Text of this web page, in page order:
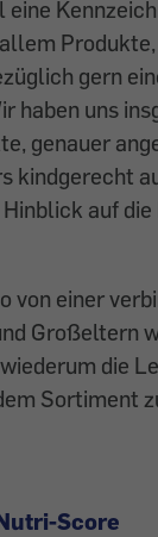
eine
gern
haben uns
genauer
kindgerecht
auf
von einer
Großeltern
die
Sortiment
Score